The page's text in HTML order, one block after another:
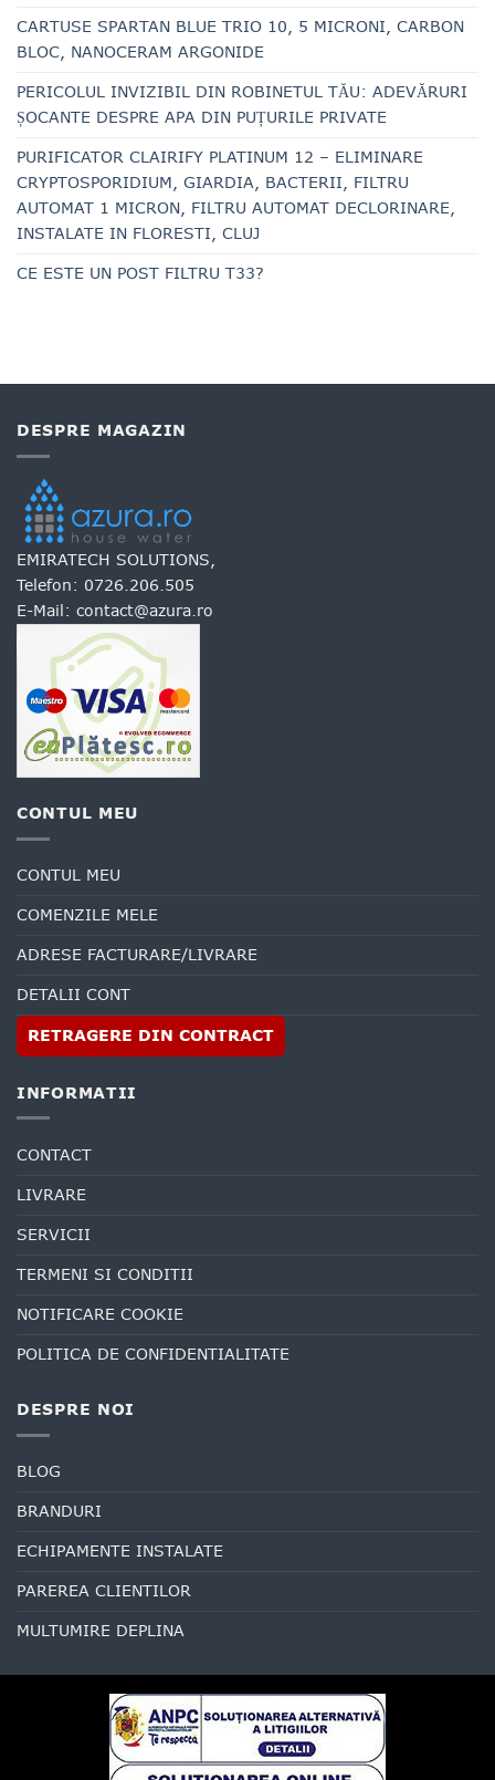
CARTUSE SPARTAN BLUE TRIO 10, 5 MICRONI, CARBON
BLOC, NANOCERAM ARGONIDE
PERICOLUL INVIZIBIL DIN ROBINETUL TĂU: ADEVĂRURI
ȘOCANTE DESPRE APA DIN PUȚURILE PRIVATE
PURIFICATOR CLAIRIFY PLATINUM 12 – ELIMINARE
CRYPTOSPORIDIUM, GIARDIA, BACTERII, FILTRU
AUTOMAT 1 MICRON, FILTRU AUTOMAT DECLORINARE,
INSTALATE IN FLORESTI, CLUJ
CE ESTE UN POST FILTRU T33?
DESPRE MAGAZIN
EMIRATECH SOLUTIONS,
Telefon: 0726.206.505
E-Mail: contact@azura.ro
CONTUL MEU
CONTUL MEU
COMENZILE MELE
ADRESE FACTURARE/LIVRARE
DETALII CONT
RETRAGERE DIN CONTRACT
INFORMATII
CONTACT
LIVRARE
SERVICII
TERMENI SI CONDITII
NOTIFICARE COOKIE
POLITICA DE CONFIDENTIALITATE
DESPRE NOI
BLOG
BRANDURI
ECHIPAMENTE INSTALATE
PAREREA CLIENTILOR
MULTUMIRE DEPLINA